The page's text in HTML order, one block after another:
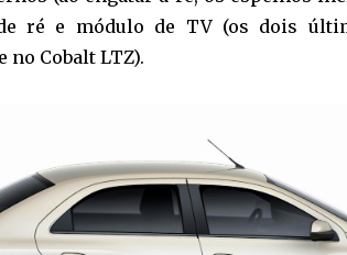
de ré e módulo de TV (os dois
Cobalt LTZ).